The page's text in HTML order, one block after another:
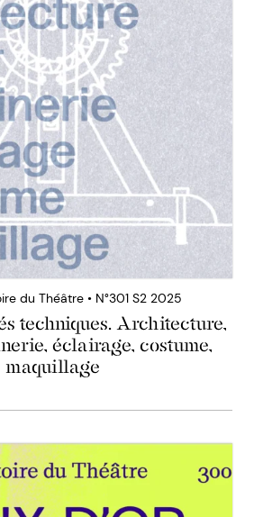
du Théâtre • N°301 S2 2025
techniques. Architecture,
éclairage, costume,
maquillage